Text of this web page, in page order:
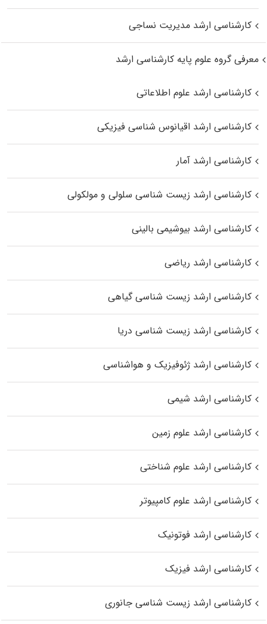
کارشناسی ارشد مدیریت نساجی
معرفی گروه علوم پایه کارشناسی ارشد
کارشناسی ارشد علوم اطلاعاتی
کارشناسی ارشد اقیانوس‌ شناسی فیزیکی
کارشناسی ارشد آمار
کارشناسی ارشد زیست شناسی سلولی و مولکولی
کارشناسی ارشد بیوشیمی بالینی
کارشناسی ارشد ریاضی
کارشناسی ارشد زیست‌ شناسی گیاهی
کارشناسی ارشد زیست‌ شناسی دریا
کارشناسی ارشد ژئوفیزیک و هواشناسی
کارشناسی ارشد شیمی
کارشناسی ارشد علوم زمین
کارشناسی ارشد علوم شناختی
کارشناسی ارشد علوم کامپیوتر
کارشناسی ارشد فوتونیک
کارشناسی ارشد فیزیک
کارشناسی ارشد زیست‌ شناسی جانوری